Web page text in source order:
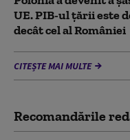
UE. PIB-ul țării este
decât cel al României
CITEȘTE MAI MULTE
Recomandările